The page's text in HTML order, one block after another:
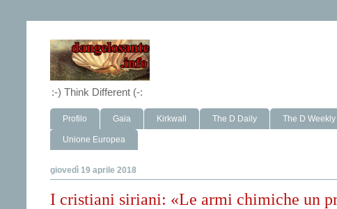
:-) Think Different (-:
Profilo Gaia Kirkwall The D Daily The D Weekly
Unione Europea
giovedì 19 aprile 2018
I cristiani siriani: «Le armi chimiche un